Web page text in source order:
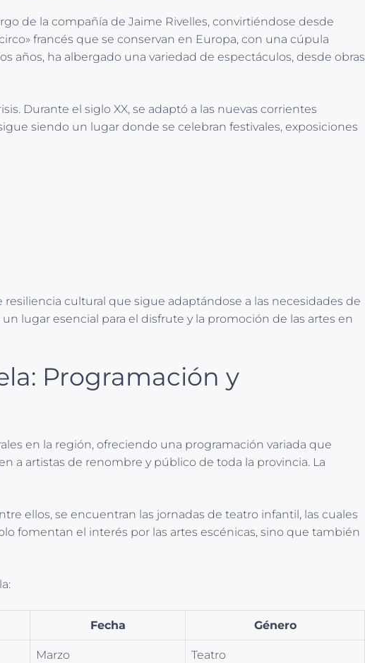
de la compañía de Jaime Rivelles, convirtiéndose desde
francés que se conservan en Europa, con una cúpula
años, ha albergado una variedad de espectáculos, desde obras
Durante el siglo XX, se adaptó a las nuevas corrientes
siendo un lugar donde se celebran festivales, exposiciones
cultural que sigue adaptándose a las necesidades de
lugar esencial para el disfrute y la promoción de las artes en
Programación y
en la región, ofreciendo una programación variada que
a artistas de renombre y público de toda la provincia. La
ellos, se encuentran las jornadas de teatro infantil, las cuales
fomentan el interés por las artes escénicas, sino que también
Fecha Género
Marzo Teatro